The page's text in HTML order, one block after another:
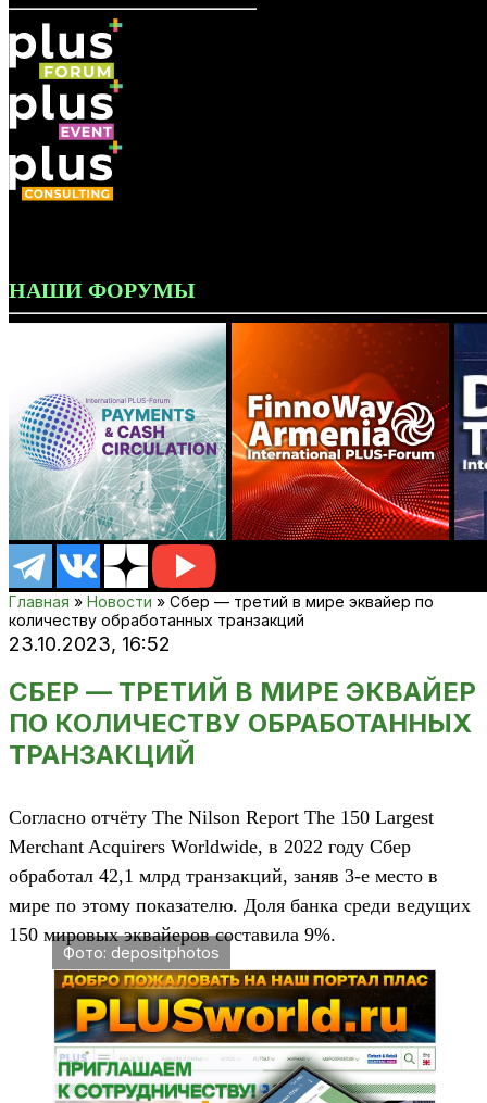
НАШИ ФОРУМЫ
Главная » Новости » Сбер — третий в мире эквайер по
количеству обработанных транзакций
23.10.2023, 16:52
СБЕР — ТРЕТИЙ В МИРЕ ЭКВАЙЕР
ПО КОЛИЧЕСТВУ ОБРАБОТАННЫХ
ТРАНЗАКЦИЙ
Согласно отчёту The Nilson Report The 150 Largest
Merchant Acquirers Worldwide, в 2022 году Сбер
обработал 42,1 млрд транзакций, заняв 3-е место в
мире по этому показателю. Доля банка среди ведущих
150 мировых эквайеров составила 9%.
Фото: depositphotos